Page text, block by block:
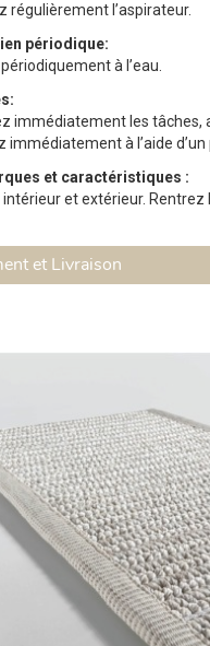
régulièrement l’aspirateur.
périodique:
périodiquement à l’eau.
immédiatement les tâches,
immédiatement à l’aide
et caractéristiques :
intérieur et extérieur. Rentrez
et Livraison